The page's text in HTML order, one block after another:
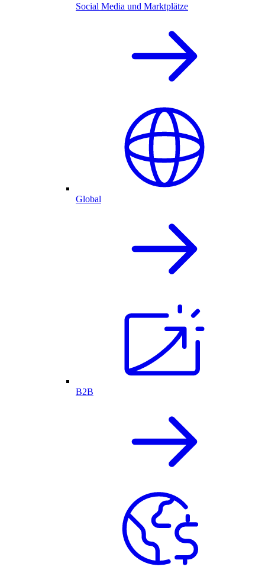
Social Media und Marktplätze
Global
B2B